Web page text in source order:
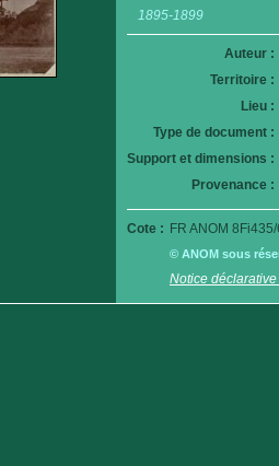
1895-1899
Auteur :
Territoire :
Lieu :
Type de document :
Support et dimensions :
Provenance :
Cote : FR ANOM
© ANOM sous
Notice